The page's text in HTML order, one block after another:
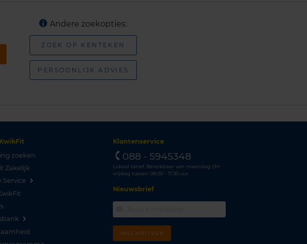
Andere zoekopties:
ZOEK OP KENTEKEN
PERSOONLIJK ADVIES
zoeken
Zakelijk
Service
Klantenservice
088 - 5945348
Lokaal tarief. Bereikbaar van maandag t/m
vrijdag tussen 08.00 - 17.30 uur.
Nieuwsbrief
INSCHRIJVEN